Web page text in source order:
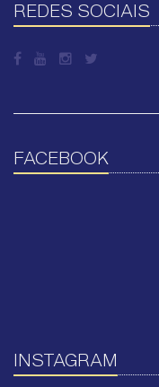
REDES SOCIAIS
FACEBOOK
INSTAGRAM